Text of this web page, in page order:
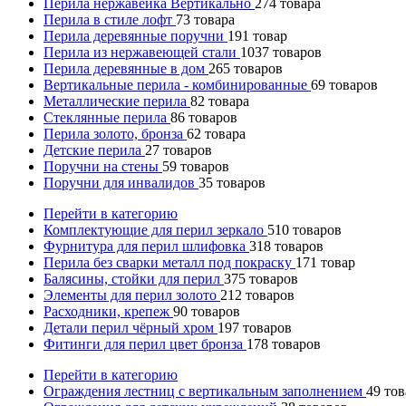
Перила нержавейка Вертикально 274 товара
Перила в стиле лофт 73 товара
Перила деревянные поручни 191 товар
Перила из нержавеющей стали 1037 товаров
Перила деревянные в дом 265 товаров
Вертикальные перила - комбинированные 69 товаров
Металлические перила 82 товара
Стеклянные перила 86 товаров
Перила золото, бронза 62 товара
Детские перила 27 товаров
Поручни на стены 59 товаров
Поручни для инвалидов 35 товаров
Перейти в категорию
Комплектующие для перил зеркало 510 товаров
Фурнитура для перил шлифовка 318 товаров
Перила без сварки металл под покраску 171 товар
Балясины, стойки для перил 375 товаров
Элементы для перил золото 212 товаров
Расходники, крепеж 90 товаров
Детали перил чёрный хром 197 товаров
Фитинги для перил цвет бронза 178 товаров
Перейти в категорию
Ограждения лестниц с вертикальным заполнением 49